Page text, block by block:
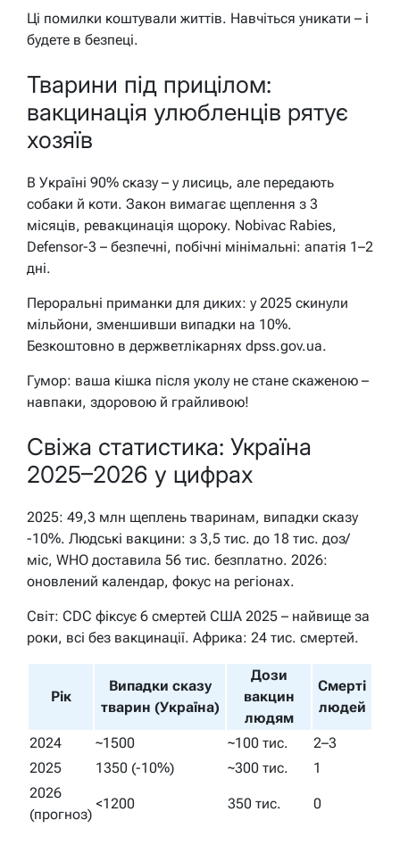
Ці помилки коштували життів. Навчіться уникати – і
будете в безпеці.
Тварини під прицілом:
вакцинація улюбленців рятує
хозяїв
В Україні 90% сказу – у лисиць, але передають
собаки й коти. Закон вимагає щеплення з 3
місяців, ревакцинація щороку. Nobivac Rabies,
Defensor-3 – безпечні, побічні мінімальні: апатія 1–2
дні.
Пероральні приманки для диких: у 2025 скинули
мільйони, зменшивши випадки на 10%.
Безкоштовно в держветлікарнях dpss.gov.ua.
Гумор: ваша кішка після уколу не стане скаженою –
навпаки, здоровою й грайливою!
Свіжа статистика: Україна
2025–2026 у цифрах
2025: 49,3 млн щеплень тваринам, випадки сказу
-10%. Людські вакцини: з 3,5 тис. до 18 тис. доз/
міс, WHO доставила 56 тис. безплатно. 2026:
оновлений календар, фокус на регіонах.
Світ: CDC фіксує 6 смертей США 2025 – найвище за
роки, всі без вакцинації. Африка: 24 тис. смертей.
Рік
Випадки сказу
тварин (Україна)
Дози
вакцин
людям
Смерті
людей
2024 ~1500 ~100 тис.
2–3
2025
1350 (-10%) ~300 тис.
1
2026
(прогноз)
<1200 350 тис. 0